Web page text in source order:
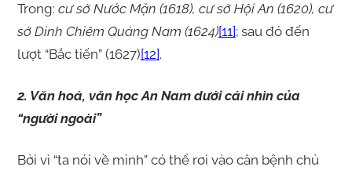
Trong: cư sở Nước Mặn (1618), cư sở Hội An (1620), cư
sở Dinh Chiêm Quảng Nam (1624)[11]; sau đó đến
lượt “Bắc tiến” (1627)[12].
2. Văn hoá, văn học An Nam dưới cái nhìn của
“người ngoài”
Bởi vì “ta nói về mình” có thể rơi vào căn bệnh chủ